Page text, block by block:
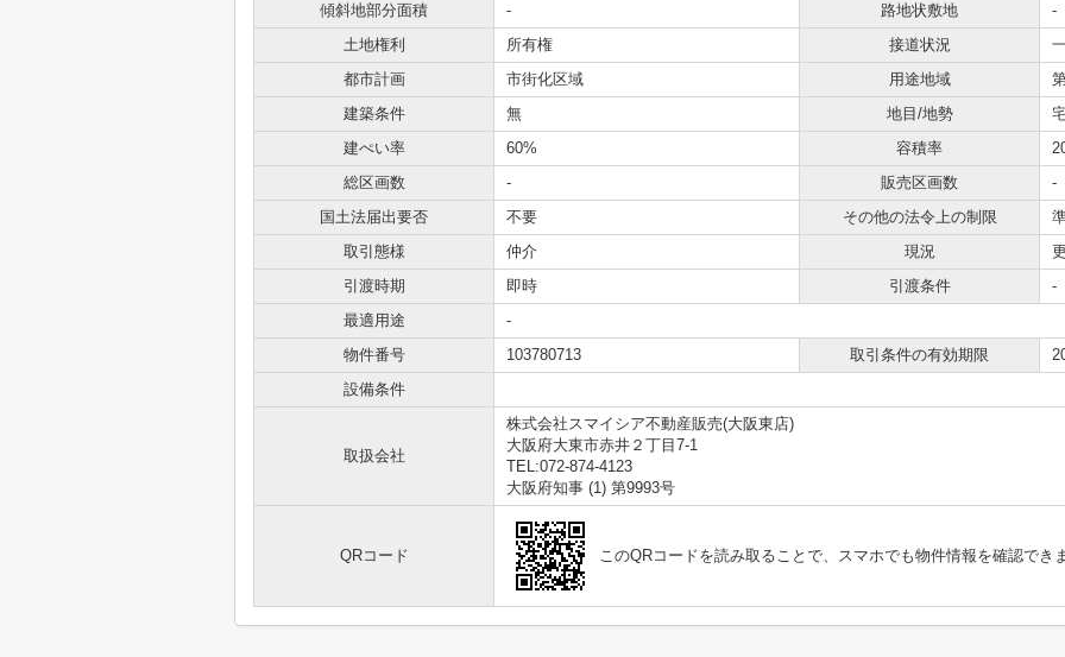
傾斜地部分面積
- 路地状敷地
-
土地権利
所有権 接道状況
都市計画
市街化区域 用途地域
建築条件
無 地目/地勢
建ぺい率
60% 容積率
総区画数
- 販売区画数
-
国土法届出要否
不要 その他の法令上の制限
取引態様
仲介 現況
引渡時期
即時 引渡条件
-
最適用途
-
物件番号
103780713 取引条件の有効期限
設備条件
取扱会社
株式会社スマイシア不動産販売(大阪東店)
大阪府大東市赤井２丁目7-1
TEL:072-874-4123
大阪府知事 (1) 第9993号
QRコード このQRコードを読み取ることで、スマホでも物件情報を確認でき